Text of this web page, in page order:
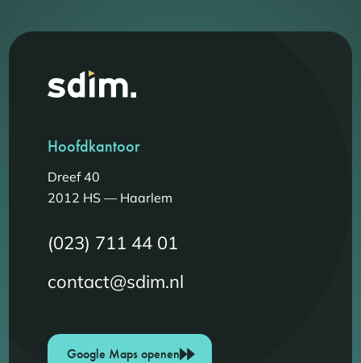
Hoofdkantoor
Dreef 40
2012 HS — Haarlem
(023) 711 44 01
contact@sdim.nl
Google Maps openen